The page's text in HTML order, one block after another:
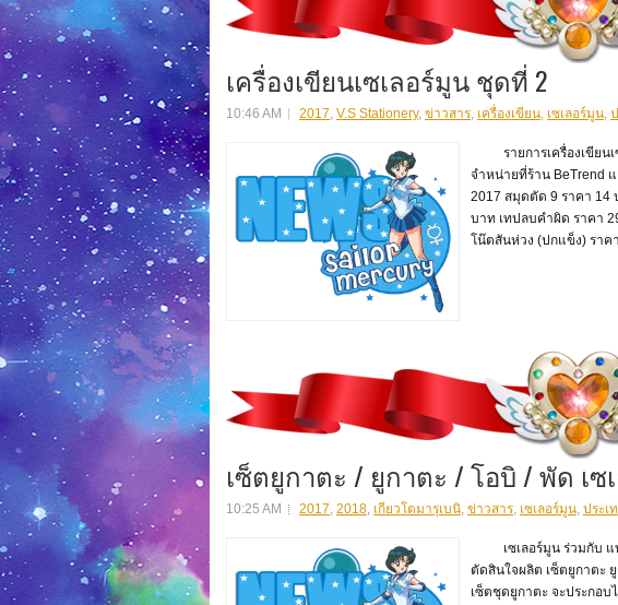
เครื่องเขียนเซเลอร์มูน ชุดที่ 2
10:46 AM 2017, V.S Stationery, ข่าวสาร, เครื่องเขียน, เซเลอร์มูน,
รายการเครื่องเขียนเซ
จำหน่ายที่ร้าน BeTrend
2017 สมุดตัด 9 ราคา 14
บาท เทปลบคำผิด ราคา
โน๊ตสันห่วง (ปกแข็ง) ราค
เซ็ตยูกาตะ / ยูกาตะ / โอบิ / พัด เซ
10:25 AM 2017, 2018, เกียวโตมารุเบนิ, ข่าวสาร, เซเลอร์มูน, ประเ
เซเลอร์มูน ร่วมกับ แบ
ตัดสินใจผลิต เซ็ตยูกาตะ
เซ็ตชุดยูกาตะ จะประกอ